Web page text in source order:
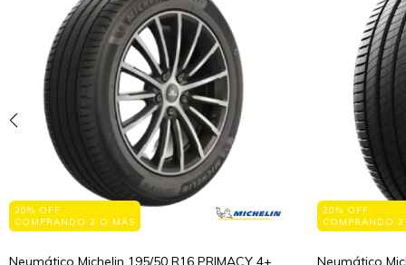
20% OFF
COMPRANDO 2 O MÁS
Neumático Michelin 195/50 R16 PRIMACY 4+
20% OFF
COMPRANDO
Neumático